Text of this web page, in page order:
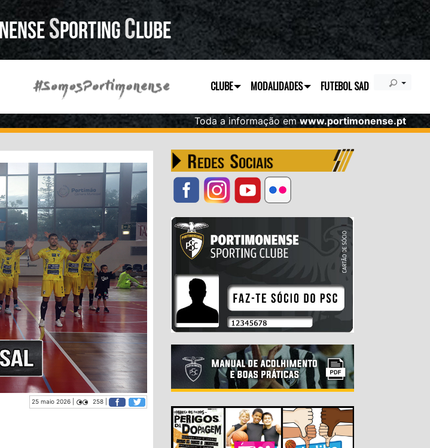
CLUBE MODALIDADES FUTEBOL SAD
Toda a informação emwww.portimonense.pt
25 maio 2026 | 258 |